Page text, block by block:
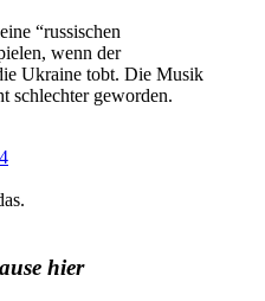
“russischen
wenn der
Ukraine tobt. Die Musik
schlechter geworden.
hier